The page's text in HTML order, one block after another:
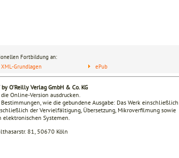
Fortbildung an:
XML-Grundlagen ePub
O’Reilly Verlag GmbH & Co. KG
Online-Version ausdrucken.
wie die gebundene Ausgabe: Das Werk einschließlich
der Vervielfältigung, Übersetzung, Mikroverfilmung sowie
elektronischen Systemen.
81, 50670 Köln